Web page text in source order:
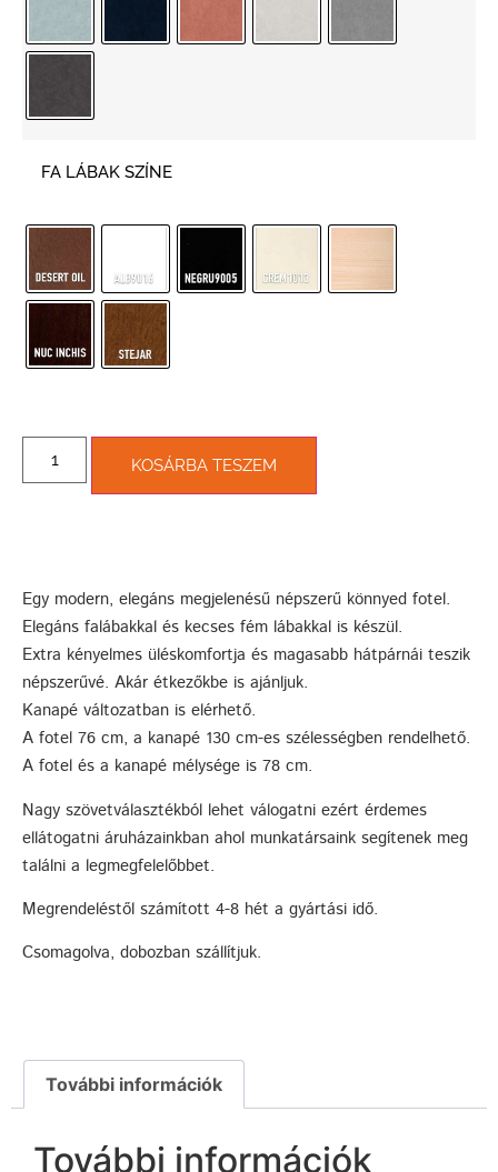
FA LÁBAK SZÍNE
KOSÁRBA TESZEM
Egy modern, elegáns megjelenésű népszerű könnyed fotel.
Elegáns falábakkal és kecses fém lábakkal is készül.
Extra kényelmes üléskomfortja és magasabb hátpárnái teszik
népszerűvé. Akár étkezőkbe is ajánljuk.
Kanapé változatban is elérhető.
A fotel 76 cm, a kanapé 130 cm-es szélességben rendelhető.
A fotel és a kanapé mélysége is 78 cm.
Nagy szövetválasztékból lehet válogatni ezért érdemes
ellátogatni áruházainkban ahol munkatársaink segítenek meg
találni a legmegfelelőbbet.
Megrendeléstől számított 4-8 hét a gyártási idő.
Csomagolva, dobozban szállítjuk.
További információk
További információk